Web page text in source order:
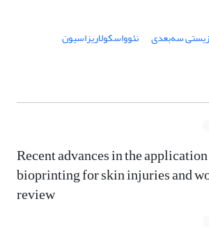
سه‌بعدی
نئوواسکولاریزاسیون
Recent advances in the
bioprinting for skin injuries and
review